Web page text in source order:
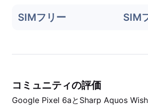
SIMフリー SIM
コミュニティの評価
Google Pixel 6aとSharp Aquos